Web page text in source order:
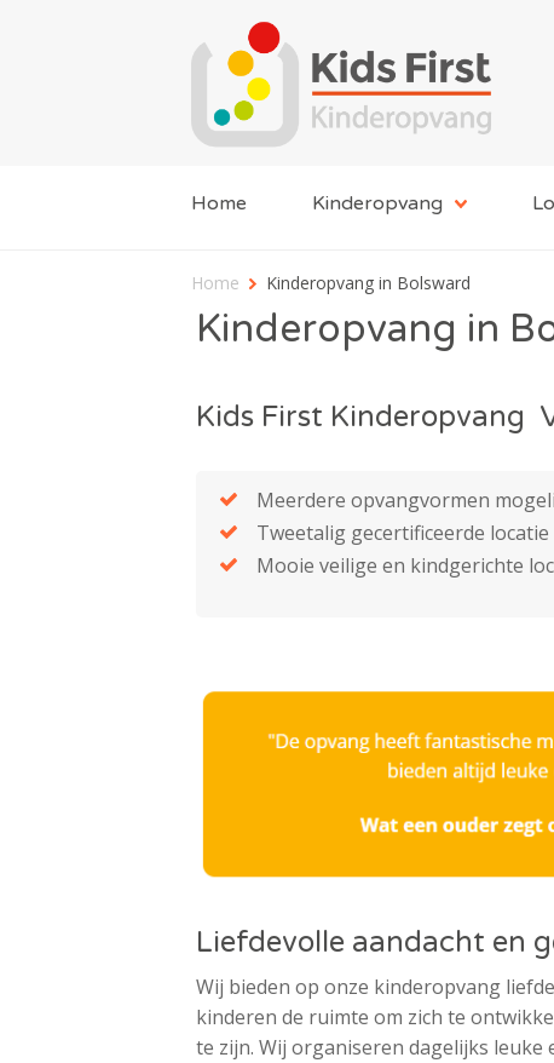
Home Kinderopvang
Home Kinderopvang in Bolsward
Kinderopvang in
Kids First Kinderopvang
Meerdere opvangvormen
Tweetalig gecertificeerde locatie
Mooie veilige en kindgerichte
Liefdevolle aandacht en
Wij bieden op onze kinderopvang
kinderen de ruimte om zich te
te zijn. Wij organiseren dagelijks